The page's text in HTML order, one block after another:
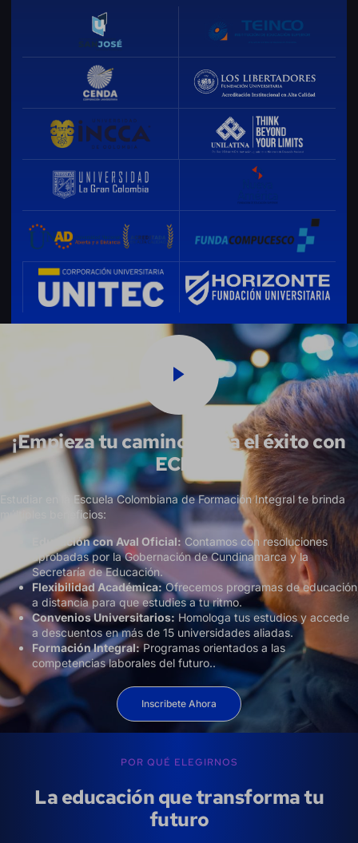
¡Empieza tu camino hacia el éxito con
ECFI!
Estudiar en la Escuela Colombiana de Formación Integral te brinda
múltiples beneficios:
Educación con Aval Oficial: Contamos con resoluciones
aprobadas por la Gobernación de Cundinamarca y la
Secretaría de Educación.
Flexibilidad Académica:Ofrecemos programas de educación
a distancia para que estudies a tu ritmo.
Convenios Universitarios: Homologa tus estudios y accede
a descuentos en más de 15 universidades aliadas.
Formación Integral:Programas orientados a las
competencias laborales del futuro..
Inscribete Ahora
POR QUÉ ELEGIRNOS
La educación que transforma tu
futuro